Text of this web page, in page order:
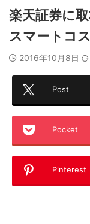
楽天証券に
スマートコ
2016年10月8日
Post
Pocket
Pinterest